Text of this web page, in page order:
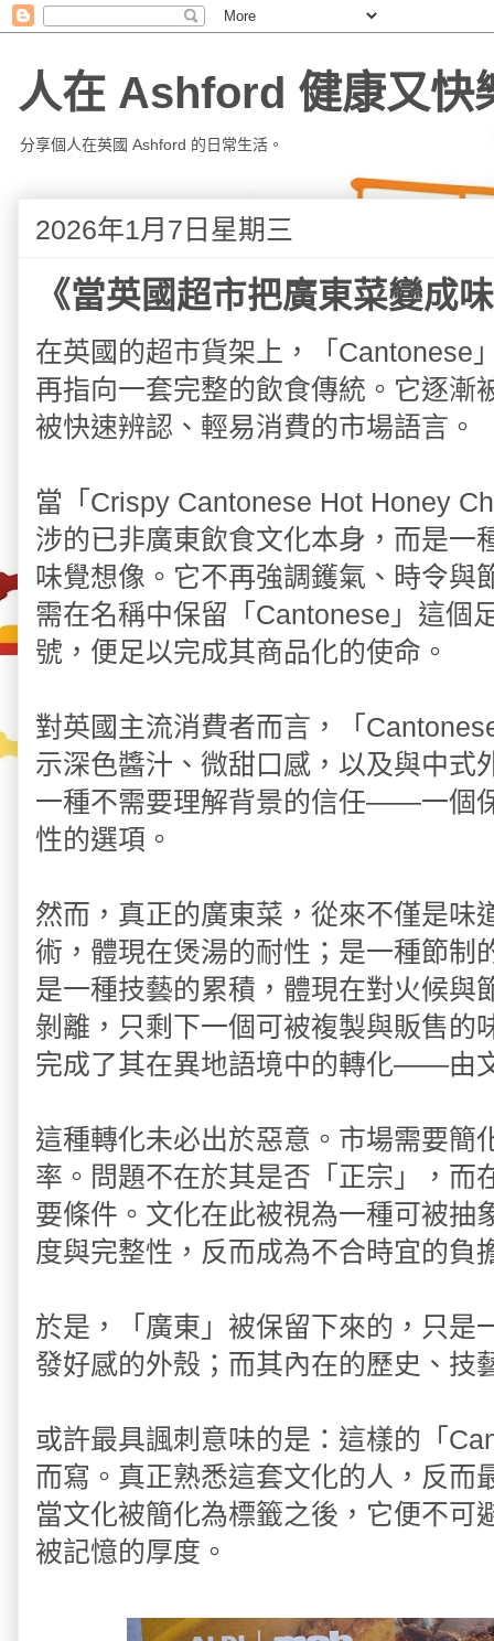
人在 Ashford 健康又快
分享個人在英國 Ashford 的日常生活。
2026年1月7日星期三
《當英國超市把廣東菜變成
在英國的超市貨架上，「Cantonese
再指向一套完整的飲食傳統。它逐漸
被快速辨認、輕易消費的市場語言。
當「Crispy Cantonese Hot Honey
涉的已非廣東飲食文化本身，而是一
味覺想像。它不再強調鑊氣、時令與
需在名稱中保留「Cantonese」這個
號，便足以完成其商品化的使命。
對英國主流消費者而言，「
示深色醬汁、微甜口感，以及與中式
一種不需要理解背景的信任——一個
性的選項。
然而，真正的廣東菜，從來不僅是味
術，體現在煲湯的耐性；是一種節制
是一種技藝的累積，體現在對火候與
剝離，只剩下一個可被複製與販售的
完成了其在異地語境中的轉化——由
這種轉化未必出於惡意。市場需要簡
率。問題不在於其是否「正宗」，而
要條件。文化在此被視為一種可被抽
度與完整性，反而成為不合時宜的負
於是，「廣東」被保留下來的，只是
發好感的外殼；而其內在的歷史、技
或許最具諷刺意味的是：這樣的「
而寫。真正熟悉這套文化的人，反而
當文化被簡化為標籤之後，它便不可
被記憶的厚度。